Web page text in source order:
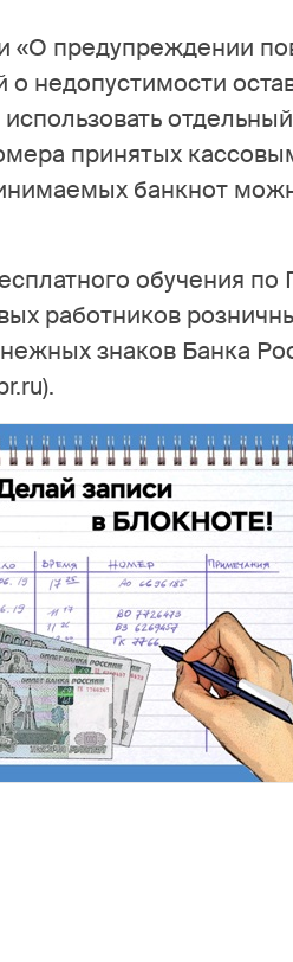
«О предупреждении
о недопустимости
принятых
банкнот
обучения
работников
знаков Банка